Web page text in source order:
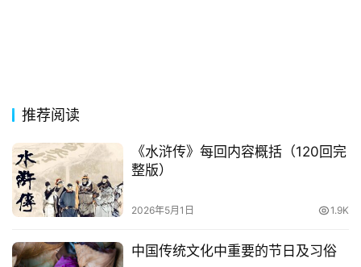
网
热
词
电
台
推荐阅读
《水浒传》每回内容概括（120回完
整版）
2026年5月1日 1.9K
中国传统文化中重要的节日及习俗